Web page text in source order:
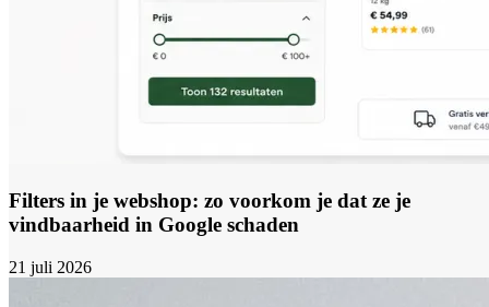
Filters in je webshop: zo voorkom je dat ze je
vindbaarheid in Google schaden
21 juli 2026